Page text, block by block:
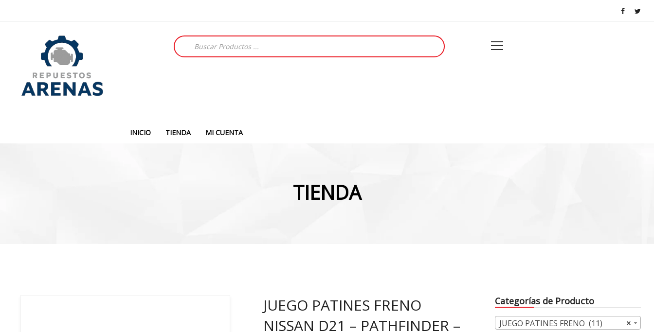
Búsqueda
de
productos
INICIO TIENDA MI CUENTA
TIENDA
JUEGO PATINES FRENO
NISSAN D21 – PATHFINDER –
Categorías de Producto
×
JUEGO PATINES FRENO (11)